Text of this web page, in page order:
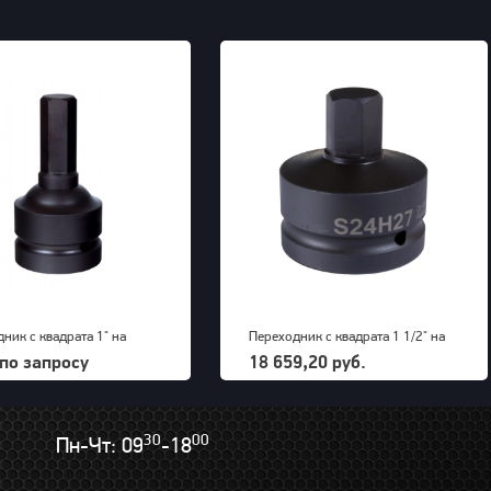
с квадрата 1" на
шестигранник 19 мм
запросу
Переходник с квадрата 1 1/2" на
внешний шестигранник 27 мм
PNG (S24M27H)
18 659,20 руб.
Пн-Чт: 0930-1800